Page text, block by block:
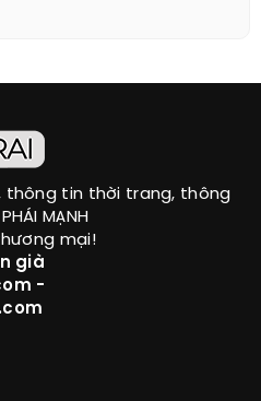
thông tin thời trang, thông
MẠNH
mại!
già
-